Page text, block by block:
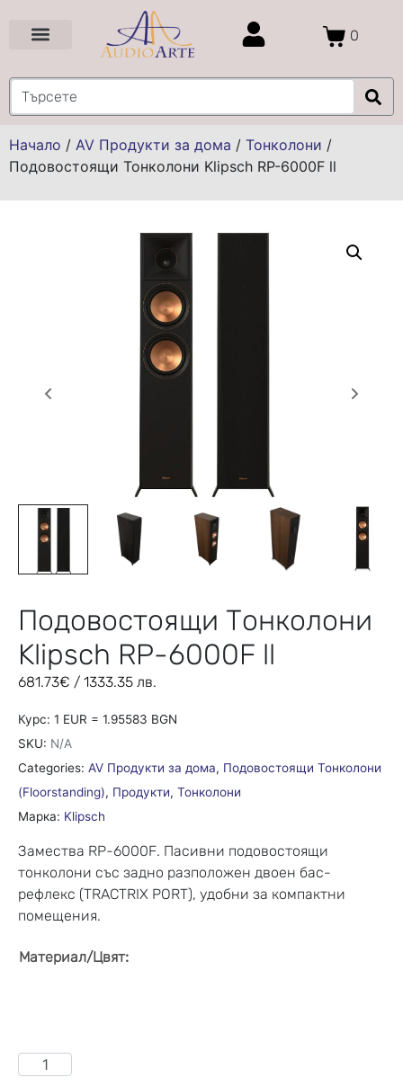
0
Начало / AV Продукти за дома / Тонколони /
Подовостоящи Тонколони Klipsch RP-6000F ll
Подовостоящи Тонколони
Klipsch RP-6000F ll
681.73€ / 1333.35 лв.
Курс: 1 EUR = 1.95583 BGN
SKU: N/A
Categories: AV Продукти за дома, Подовостоящи Тонколони
(Floorstanding), Продукти, Тонколони
Марка: Klipsch
Замества RP-6000F. Пасивни подовостоящи
тонколони със задно разположен двоен бас-
рефлекс (TRACTRIX PORT), удобни за компактни
помещения.
Материал/Цвят: